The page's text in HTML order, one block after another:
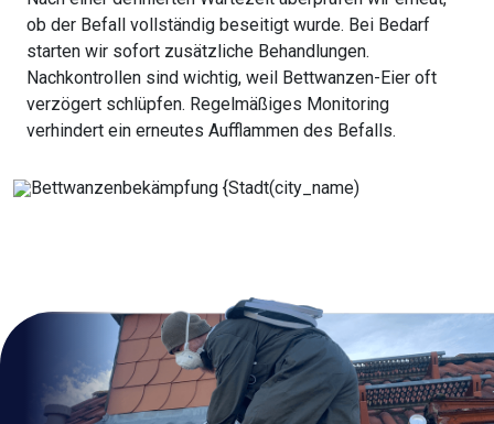
ob der Befall vollständig beseitigt wurde. Bei Bedarf
starten wir sofort zusätzliche Behandlungen.
Nachkontrollen sind wichtig, weil Bettwanzen-Eier oft
verzögert schlüpfen. Regelmäßiges Monitoring
verhindert ein erneutes Aufflammen des Befalls.